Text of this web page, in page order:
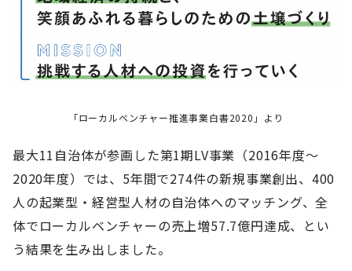
「ローカルベンチャー推進事業白書2020」より
最大11自治体が参画した第1期LV事業（2016年度～
2020年度）では、5年間で274件の新規事業創出、400
人の起業型・経営型人材の自治体へのマッチング、全
体でローカルベンチャーの売上増57.7億円達成、とい
う結果を生み出しました。